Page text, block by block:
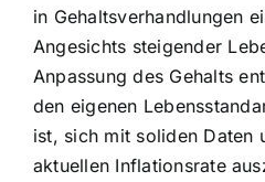
in Gehaltsverhandlungen
Angesichts steigender
Anpassung des Gehalts
den eigenen
ist, sich mit soliden Daten
aktuellen Inflationsrate